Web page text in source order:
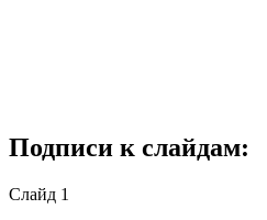
Подписи к слайдам:
Слайд 1